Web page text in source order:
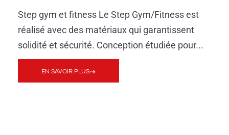
Step gym et fitness Le Step Gym/Fitness est
réalisé avec des matériaux qui garantissent
solidité et sécurité. Conception étudiée pour...
EN SAVOIR PLUS